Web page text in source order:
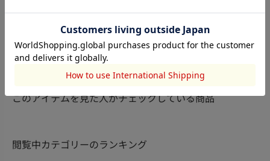
RODEO CROWNS WIDE
BOWL
山本 弥紗都
AZUL BY MOUSSY
RODEO
このアイテムを見た人がチェックしている商品
閲覧中カテゴリーのランキング